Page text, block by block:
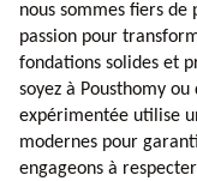
nous sommes fiers
passion pour
fondations solides et
soyez à Pousthomy
expérimentée utilise
modernes pour
engageons à